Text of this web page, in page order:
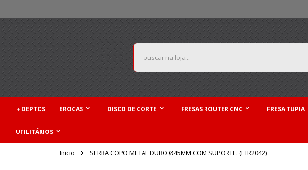
para
o
conteúdo
Pesquisa
+ DEPTOS BROCAS DISCO DE CORTE FRESAS ROUTER CNC FRESA TUPIA
UTILITÁRIOS
Início SERRA COPO METAL DURO Ø45MM COM SUPORTE. (FTR2042)